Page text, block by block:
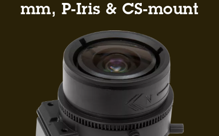
mm, P-Iris & CS-mount